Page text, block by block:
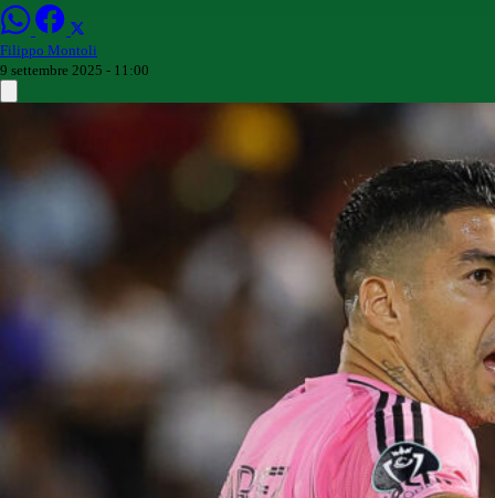
Filippo Montoli
9 settembre 2025 - 11:00